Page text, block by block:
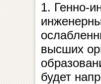
1. Генно-
высших
будет